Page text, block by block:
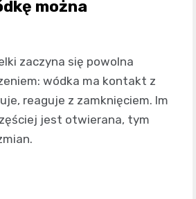
można
zaczyna się powolna
wódka ma kontakt z
reaguje z zamknięciem. Im
jest otwierana, tym